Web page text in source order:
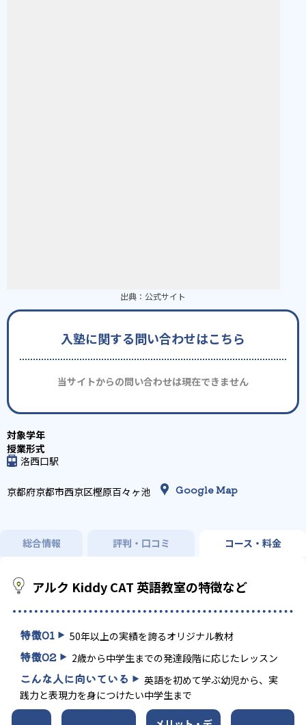
出典： 公式サイト
入塾に関する問い合わせはこちら
当サイトからの問い合わせは現在できません
洛西口駅
京都府京都市西京区樫原百々ヶ池 Google Map
総合情報 評判・口コミ コース・料金
アルク Kiddy CAT 英語教室の特徴など
特徴01 50年以上の実績を誇るオリジナル教材
特徴02 2歳から中学生までの発達段階に応じたレッスン
こんな人に向いている
英語を初めて学ぶ幼児から、実
践力と表現力を身につけたい中学生まで